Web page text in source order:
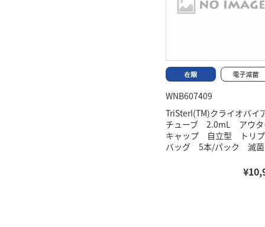
WNB607409
TriSterI(TM)クライオバイ
チューブ 2.0mL アウタ
キャップ 自立型 トリ
バッグ 5本/パック 滅菌